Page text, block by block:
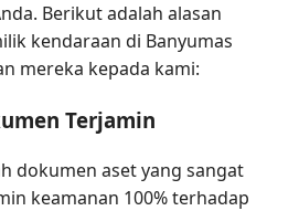
Berikut adalah alasan
kendaraan di Banyumas
mereka kepada kami:
Terjamin
dokumen aset yang sangat
keamanan 100% terhadap